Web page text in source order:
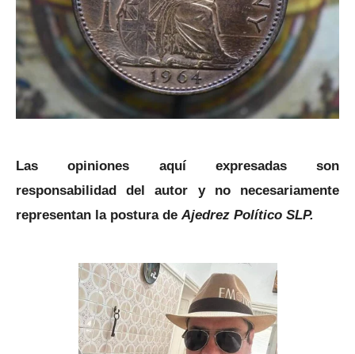
Las opiniones aquí expresadas son
responsabilidad del autor y no necesariamente
representan la postura deAjedrez Político SLP.